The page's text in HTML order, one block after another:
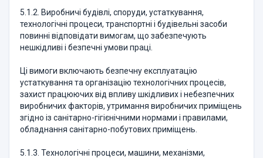
5.1.2. Виробничі будівлі, споруди, устаткування,
технологічні процеси, транспортні і будівельні засоби
повинні відповідати вимогам, що забезпечують
нешкідливі і безпечні умови праці.
Ці вимоги включають безпечну експлуатацію
устаткування та організацію технологічних процесів,
захист працюючих від впливу шкідливих і небезпечних
виробничих факторів, утримання виробничих приміщень
згідно із санітарно-гігієнічними нормами і правилами,
обладнання санітарно-побутових приміщень.
5.1.3. Технологічні процеси, машини, механізми,